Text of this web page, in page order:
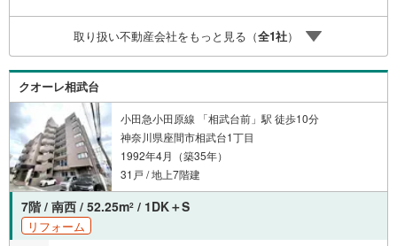
取り扱い不動産会社をもっと見る（全1社）
クオーレ相武台
小田急小田原線 「相武台前」駅 徒歩10分
神奈川県座間市相武台1丁目
1992年4月（築35年）
31戸 / 地上7階建
7階 / 南西 / 52.25m2 / 1DK＋S
リフォーム